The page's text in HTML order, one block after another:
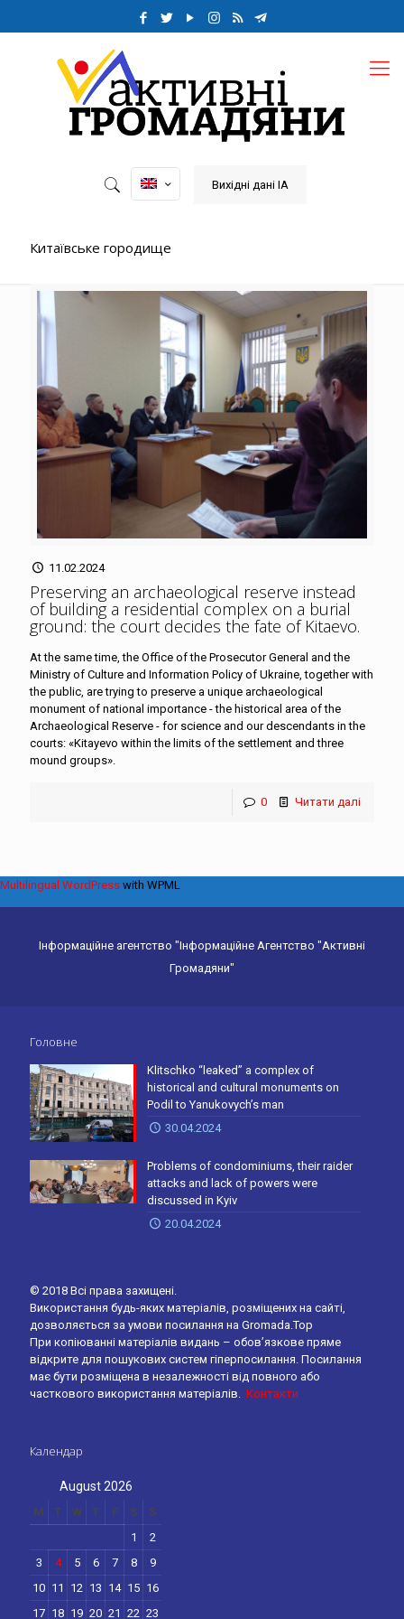
Вихідні дані ІА
Китаївське городище
11.02.2024
Preserving an archaeological reserve instead
of building a residential complex on a burial
ground: the court decides the fate of Kitaevo.
At the same time, the Office of the Prosecutor General and the
Ministry of Culture and Information Policy of Ukraine, together with
the public, are trying to preserve a unique archaeological
monument of national importance - the historical area of the
Archaeological Reserve - for science and our descendants in the
courts: «Kitayevo within the limits of the settlement and three
mound groups».
0 Читати далі
Інформаційне агентство "Інформаційне Агентство "Активні
Громадяни"
Головне
Klitschko “leaked” a complex of
historical and cultural monuments on
Podil to Yanukovych’s man
30.04.2024
Problems of condominiums, their raider
attacks and lack of powers were
discussed in Kyiv
20.04.2024
© 2018 Всі права захищені.
Використання будь-яких матеріалів, розміщених на сайті,
дозволяється за умови посилання на Gromada.Top
При копіюванні матеріалів видань – обов’язкове пряме
відкрите для пошукових систем гіперпосилання. Посилання
має бути розміщена в незалежності від повного або
часткового використання матеріалів. Контакти
Календар
August 2026
M T W T F S
S
1
2
3
4 5 6 7 8
9
10 11 12 13 14 15 16
17 18 19 20 21 22 23
Multilingual WordPress with WPML